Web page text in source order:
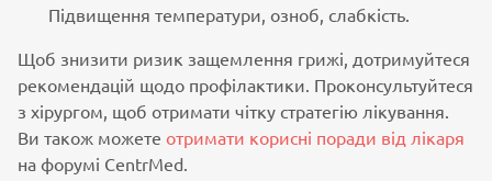
Підвищення температури, озноб, слабкість.
Щоб знизити ризик защемлення грижі, дотримуйтеся
рекомендацій щодо профілактики. Проконсультуйтеся
з хірургом, щоб отримати чітку стратегію лікування.
Ви також можете отримати корисні поради від лікаря
на форумі CentrMed.